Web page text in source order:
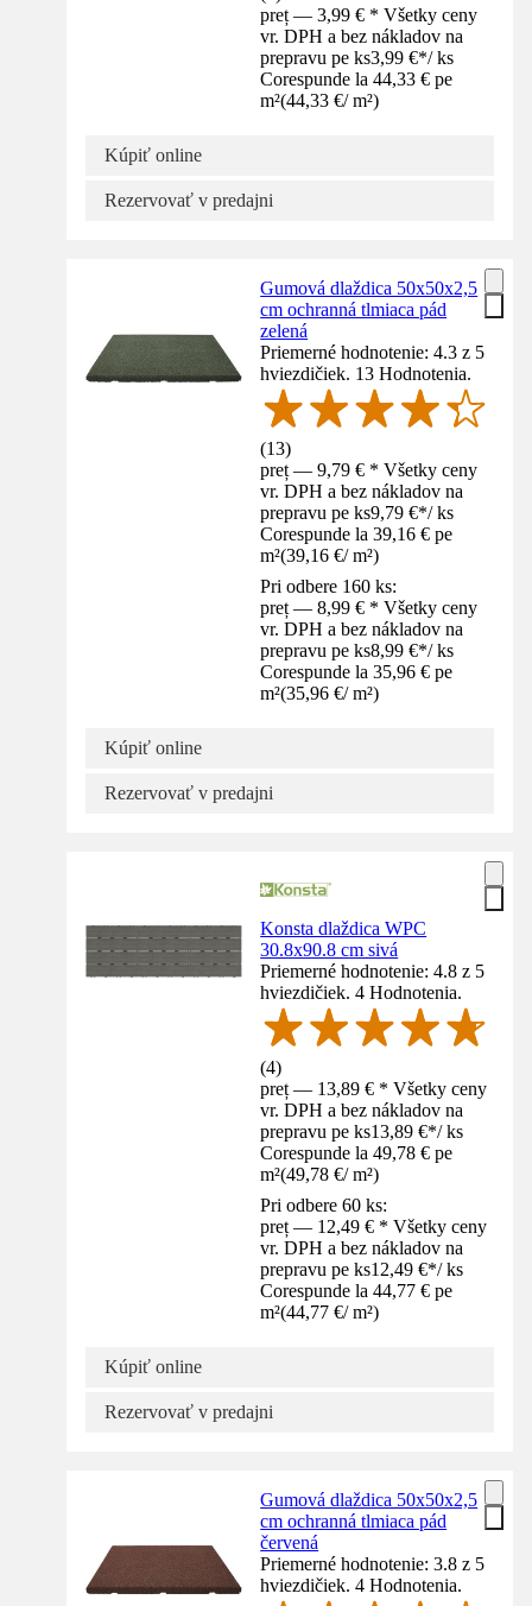
preț — 3,99 € * Všetky ceny
vr. DPH a bez nákladov na
prepravu pe ks3,99 €*/ ks
Corespunde la 44,33 € pe
m²(44,33 €/ m²)
Kúpiť online
Rezervovať v predajni
Gumová dlaždica 50x50x2,5
cm ochranná tlmiaca pád
zelená
Priemerné hodnotenie: 4.3 z 5
hviezdičiek. 13 Hodnotenia.
(13)
preț — 9,79 € * Všetky ceny
vr. DPH a bez nákladov na
prepravu pe ks9,79 €*/ ks
Corespunde la 39,16 € pe
m²(39,16 €/ m²)
Pri odbere 160 ks:
preț — 8,99 € * Všetky ceny
vr. DPH a bez nákladov na
prepravu pe ks8,99 €*/ ks
Corespunde la 35,96 € pe
m²(35,96 €/ m²)
Kúpiť online
Rezervovať v predajni
Konsta dlaždica WPC
30.8x90.8 cm sivá
Priemerné hodnotenie: 4.8 z 5
hviezdičiek. 4 Hodnotenia.
(4)
preț — 13,89 € * Všetky ceny
vr. DPH a bez nákladov na
prepravu pe ks13,89 €*/ ks
Corespunde la 49,78 € pe
m²(49,78 €/ m²)
Pri odbere 60 ks:
preț — 12,49 € * Všetky ceny
vr. DPH a bez nákladov na
prepravu pe ks12,49 €*/ ks
Corespunde la 44,77 € pe
m²(44,77 €/ m²)
Kúpiť online
Rezervovať v predajni
Gumová dlaždica 50x50x2,5
cm ochranná tlmiaca pád
červená
Priemerné hodnotenie: 3.8 z 5
hviezdičiek. 4 Hodnotenia.